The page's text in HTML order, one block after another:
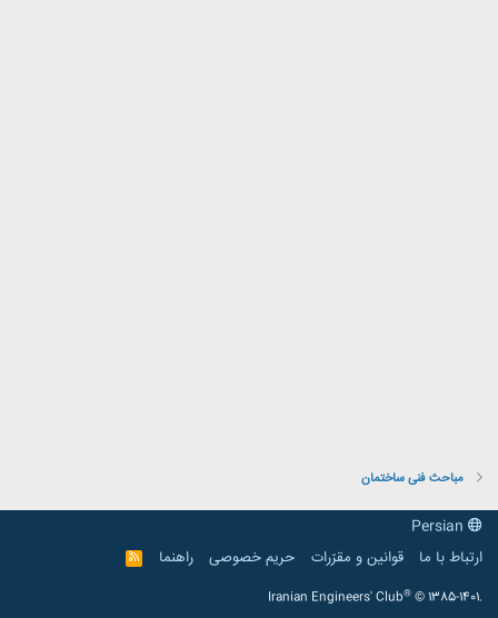
مباحث فنی ساختمان
ارتباط با ما
قوانین و مقرّرات حریم خصوصی راهنما
R
S
Iranian Engineers' Club® © 1385-1401.